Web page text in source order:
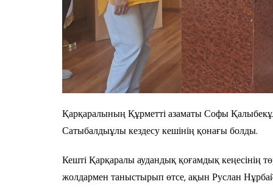
Қарқаралының Құрметті азаматы Софы
Сатыбалдыұлы кездесу кешінің қонағы болды.
Кешті Қарқаралы аудандық қоғамдық
жолдармен таныстырып өтсе, ақын Руслан